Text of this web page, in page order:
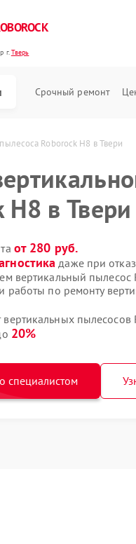
г.Тверь
Срочный ремонт
Roborock H8 в Твери
H8 в Твери
от 280 руб.
даже при
вертикальный пылесос
работы по ремонту
пылесосов
20%
специалистом